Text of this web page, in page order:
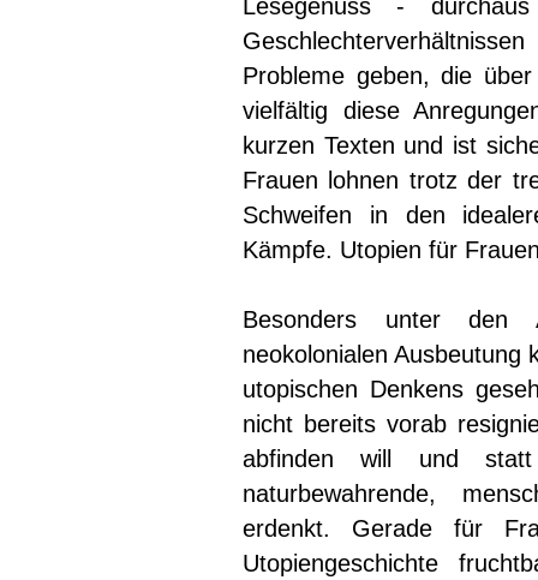
Lesegenuss -
Probleme geben, die
vielfältig diese
kurzen Texten und ist
Frauen lohnen trotz der
Schweifen in den
Kämpfe. Utopien für
Besonders unter den
neokolonialen Ausbeutung
utopischen Denkens
nicht bereits vorab
abfinden will und statt
naturbewahrende,
erdenkt. Gerade für
Utopiengeschichte